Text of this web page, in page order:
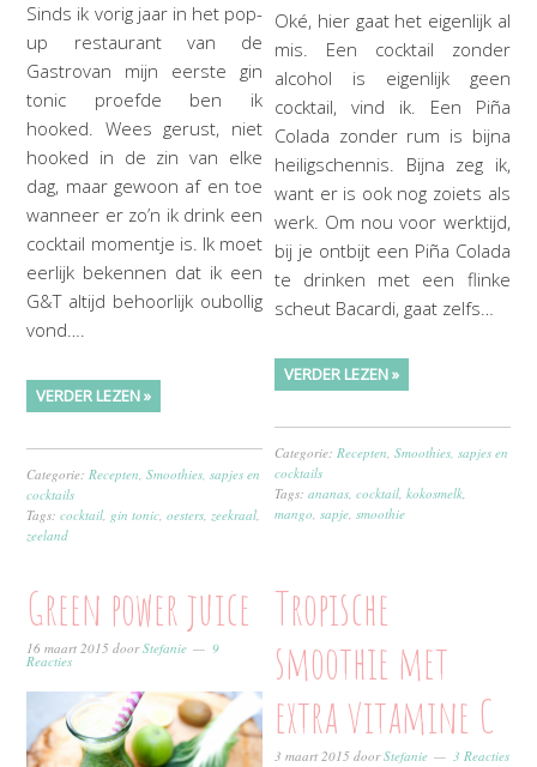
Sinds ik vorig jaar in het pop-
up restaurant van de
Gastrovan mijn eerste gin
tonic proefde ben ik
hooked. Wees gerust, niet
hooked in de zin van elke
dag, maar gewoon af en toe
wanneer er zo’n ik drink een
cocktail momentje is. Ik moet
eerlijk bekennen dat ik een
G&T altijd behoorlijk oubollig
vond….
VERDER LEZEN »
Categorie:Recepten,Smoothies, sapjes en
cocktails
Tags:cocktail, gin tonic,oesters,zeekraal,
zeeland
Oké, hier gaat het eigenlijk al
mis. Een cocktail zonder
alcohol is eigenlijk geen
cocktail, vind ik. Een Piña
Colada zonder rum is bijna
heiligschennis. Bijna zeg ik,
want er is ook nog zoiets als
werk. Om nou voor werktijd,
bij je ontbijt een Piña Colada
te drinken met een flinke
scheut Bacardi, gaat zelfs…
VERDER LEZEN »
Categorie:Recepten,Smoothies, sapjes en
cocktails
Tags:ananas,cocktail,kokosmelk,
mango,sapje,smoothie
Green power juice
16 maart 2015 doorStefanie 9
Reacties
Tropische
smoothie met
extra vitamine C
3 maart 2015 doorStefanie 3 Reacties